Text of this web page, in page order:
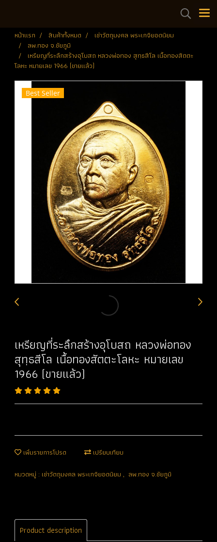
หน้าแรก สินค้าทั้งหมด
เช่าวัตถุมงคล พระเกจิยอดนิยม
ลพ.ทอง จ.ชัยภูมิ
เหรียญที่ระลึกสร้างอุโบสถ หลวงพ่อทอง สุทฺธสีโล เนื้อทองสัตตะ
โลหะ หมายเลข 1966 (ขายแล้ว)
Best Seller
เหรียญที่ระลึกสร้างอุโบสถ หลวงพ่อทอง
สุทฺธสีโล เนื้อทองสัตตะโลหะ หมายเลข
1966 (ขายแล้ว)
เพิ่มรายการโปรด เปรียบเทียบ
หมวดหมู่ : เช่าวัตถุมงคล พระเกจิยอดนิยม , ลพ.ทอง จ.ชัยภูมิ
Product description